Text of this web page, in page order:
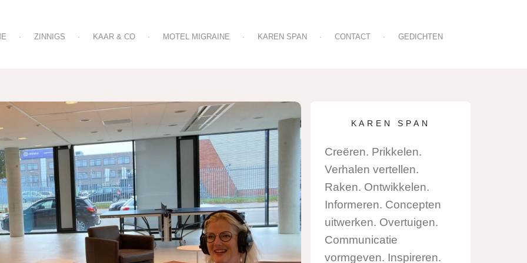
ZINNIGS KAAR & CO MOTEL MIGRAINE KAREN SPAN CONTACT GEDICHTEN
KAREN SPAN
Creëren. Prikkelen.
Verhalen vertellen.
Raken. Ontwikkelen.
Informeren. Concepten
uitwerken. Overtuigen.
Communicatie
vormgeven. Inspireren.